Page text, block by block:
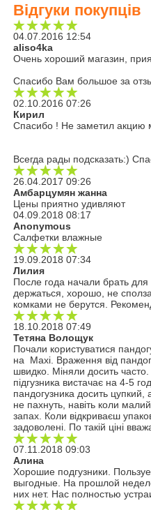
Відгуки покупців
04.07.2016 12:54
aliso4ka
Очень хороший магазин,
Спасибо Вам большое за
02.10.2016 07:26
Кирил
Спасибо ! Не заметил акцию
Всегда рады подсказать:)
26.04.2017 09:26
Амбарцумян жанна
Цены приятно удивляют
04.09.2018 08:17
Anonymous
Салфетки влажные
19.09.2018 07:34
Лилия
После года начали брать
держаться, хорошо, не
комками не берутся.
18.10.2018 07:49
Тетяна Волощук
Почали користуватися
на Maxi. Враження від
швидко. Міняли досить
підгузника вистачає на 4-5
пандогузника досить цупкий,
не пахнуть, навіть коли
запах. Коли відкриваєш
задоволені. По такій ціні
07.11.2018 09:03
Алина
Хорошие подгузники.
выгодные. На прошлой
них нет. Нас полностью